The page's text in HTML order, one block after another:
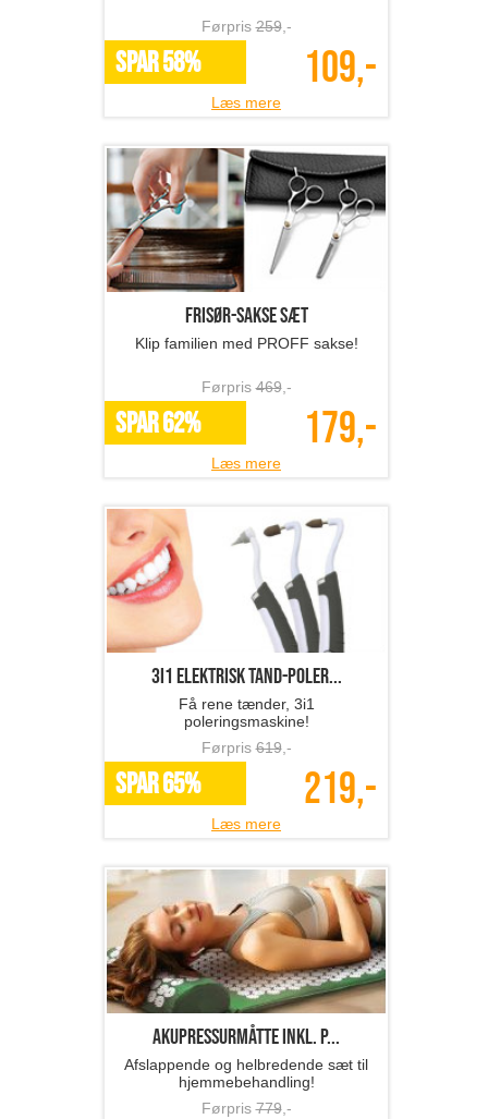
Førpris259,-
SPAR 58% 109,-
Læs mere
Frisør-sakse sæt
Klip familien med PROFF sakse!
Førpris469,-
SPAR 62% 179,-
Læs mere
3i1 elektrisk tand-poler...
Få rene tænder, 3i1
poleringsmaskine!
Førpris619,-
SPAR 65% 219,-
Læs mere
Akupressurmåtte inkl. p...
Afslappende og helbredende sæt til
hjemmebehandling!
Førpris779,-